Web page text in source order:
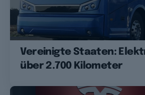
Vereinigte Staaten:
über 2.700 Kilometer